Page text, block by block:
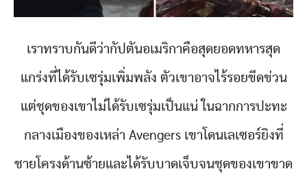
เราทราบกันดีว่ากัปตันอเมริกาคือสุดยอดทหารสุด
แกร่งที่ได้รับเซรุ่มเพิ่มพลัง ตัวเขาอาจไร้รอยขีดข่วน
แต่ชุดของเขาไม่ได้รับเซรุ่มเป็นแน่ ในฉากการปะทะ
กลางเมืองของเหล่า Avengers เขาโดนเลเซอร์ยิงที่
ชายโครงด้านซ้ายและได้รับบาดเจ็บจนชุดของเขาขาด